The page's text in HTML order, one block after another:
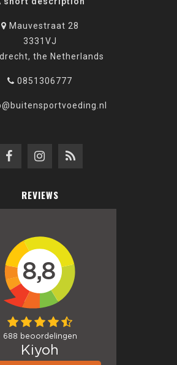
Mauvestraat 28
3331VJ
the Netherlands
0851306777
REVIEWS